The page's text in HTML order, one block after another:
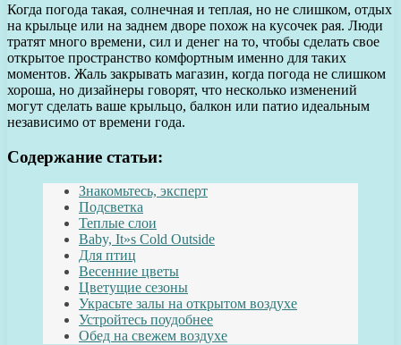
Когда погода такая, солнечная и теплая, но не слишком, отдых
на крыльце или на заднем дворе похож на кусочек рая. Люди
тратят много времени, сил и денег на то, чтобы сделать свое
открытое пространство комфортным именно для таких
моментов. Жаль закрывать магазин, когда погода не слишком
хороша, но дизайнеры говорят, что несколько изменений
могут сделать ваше крыльцо, балкон или патио идеальным
независимо от времени года.
Содержание статьи:
Знакомьтесь, эксперт
Подсветка
Теплые слои
Baby, It»s Cold Outside
Для птиц
Весенние цветы
Цветущие сезоны
Украсьте залы на открытом воздухе
Устройтесь поудобнее
Обед на свежем воздухе